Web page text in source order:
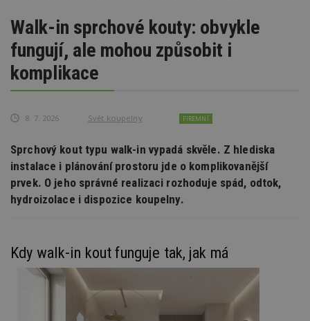
Walk-in sprchové kouty: obvykle
fungují, ale mohou způsobit i
komplikace
8. 7. 2026 Svět koupelny FIREMNÍ
Sprchový kout typu walk-in vypadá skvěle. Z hlediska
instalace i plánování prostoru jde o komplikovanější
prvek. O jeho správné realizaci rozhoduje spád, odtok,
hydroizolace i dispozice koupelny.
Kdy walk-in kout funguje tak, jak má